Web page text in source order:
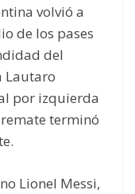
volvió a
de los pases
del
Lautaro
por izquierda
terminó
Lionel Messi,